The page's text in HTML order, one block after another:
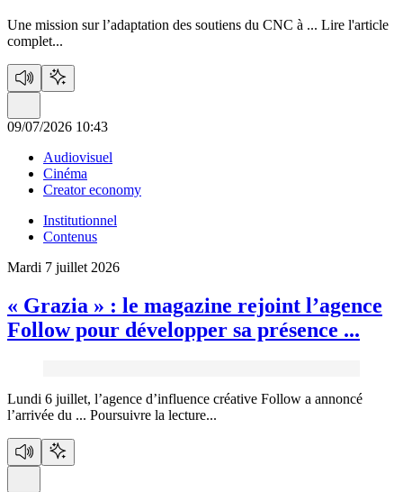
Une mission sur l’adaptation des soutiens du CNC à ... Lire l'article
complet...
09/07/2026 10:43
Audiovisuel
Cinéma
Creator economy
Institutionnel
Contenus
Mardi 7 juillet 2026
« Grazia » : le magazine rejoint l’agence
Follow pour développer sa présence ...
Lundi 6 juillet, l’agence d’influence créative Follow a annoncé
l’arrivée du ... Poursuivre la lecture...